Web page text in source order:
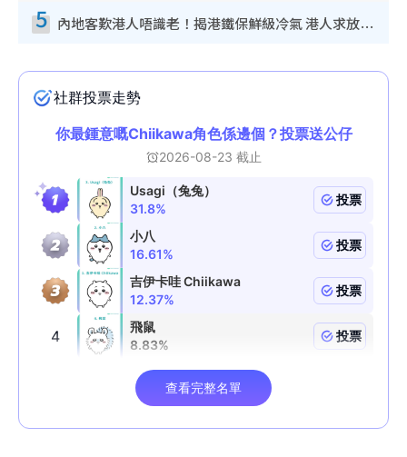
5 內地客歎港人唔識老！揭港鐵保鮮級冷氣 港人求放過：咪投訴